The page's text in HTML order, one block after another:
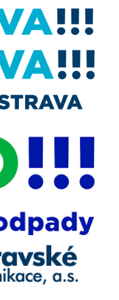
3097/6A, 702 00
z rozpočtu
tady.
jste zvyklí.
na emailu:
se bude na kluzišti
line kamery.